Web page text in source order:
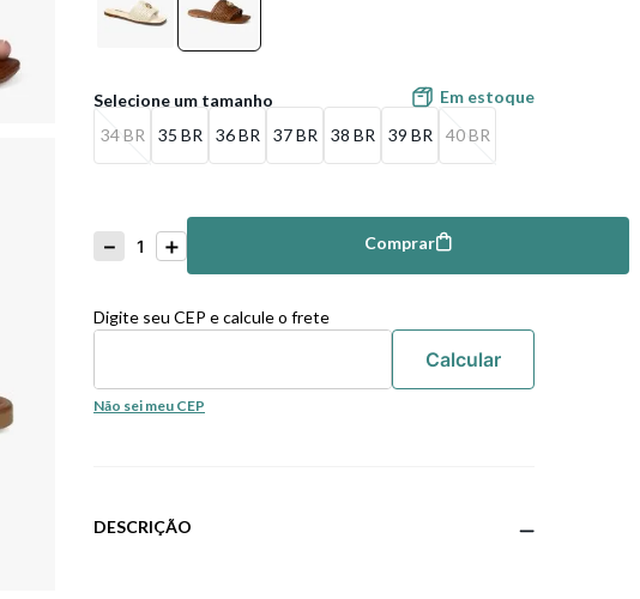
34 BR 35 BR 36 BR 37 BR 38 BR 39 BR 40 BR
Em estoque
＋
－
Comprar Comprar
Digite seu CEP e calcule o frete
Não sei meu CEP
DESCRIÇÃO